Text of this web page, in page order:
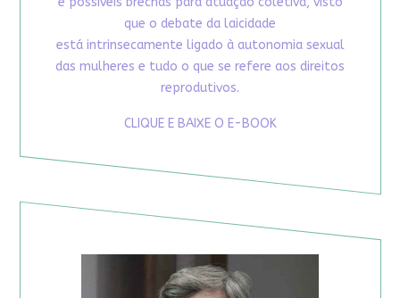
que o debate da laicidade
está intrinsecamente ligado à autonomia sexual
das mulheres e tudo o que se refere aos direitos
reprodutivos.
CLIQUE E BAIXE O E-BOOK